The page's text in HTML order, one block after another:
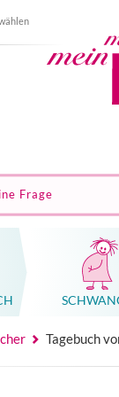
Frage
Tagebuch